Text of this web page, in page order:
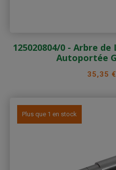
125020804/0 - Arbre
Autoportée
Prix
35,35 €
Plus que 1 en stock